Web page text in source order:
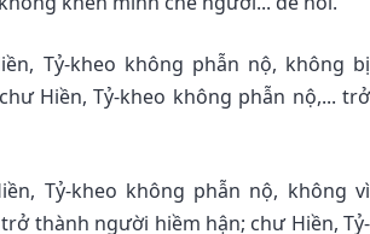
Tỷ-kheo không phẫn nộ, không bị
Hiền, Tỷ-kheo không phẫn nộ,... trở
Tỷ-kheo không phẫn nộ, không vì
thành người hiềm hận; chư Hiền, Tỷ-